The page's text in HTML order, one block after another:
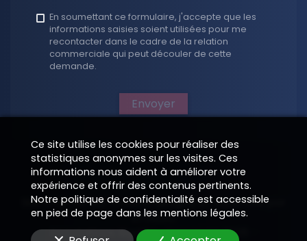
En soumettant ce formulaire, j'accepte que les
informations saisies soient utilisées pour me
recontacter dans le cadre de la relation
commerciale qui peut découler de cette
demande.
Envoyer
Site Internet sur mesure designé et supervisé par
EPIXELIC
—
Annotations légales—Copyright 2026
Ce site utilise les cookies pour réaliser des
statistiques anonymes sur les visites. Ces
informations nous aident à améliorer votre
expérience et offrir des contenus pertinents.
Notre politique de confidentialité est accessible
en pied de page dans les mentions légales.